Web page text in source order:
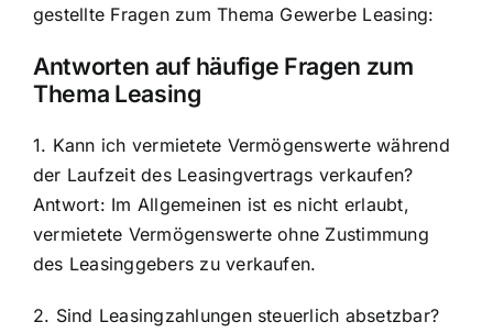
gestellte Fragen zum Thema Gewerbe Leasing:
Antworten auf häufige Fragen zum
Thema Leasing
1. Kann ich vermietete Vermögenswerte während
der Laufzeit des Leasingvertrags verkaufen?
Antwort: Im Allgemeinen ist es nicht erlaubt,
vermietete Vermögenswerte ohne Zustimmung
des Leasinggebers zu verkaufen.
2. Sind Leasingzahlungen steuerlich absetzbar?